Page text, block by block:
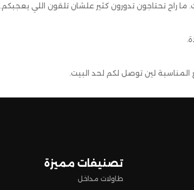
ما راح تحتاجون تدورون كثير علشان تلقون اللي يعجبكم.
لين توصل لكم لحد البيت.
تصنيفات مميزة
طاولات مداخل